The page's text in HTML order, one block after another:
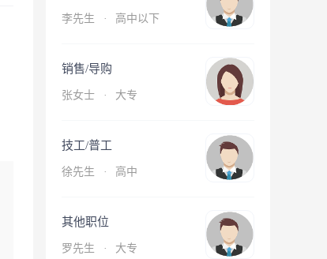
李先生 · 高中以下
销售/导购
张女士 · 大专
技工/普工
徐先生 · 高中
其他职位
罗先生 · 大专